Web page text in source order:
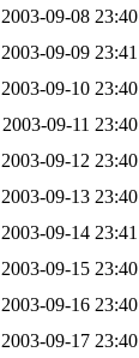
2003-09-08 23:40
2003-09-09 23:41
2003-09-10 23:40
2003-09-11 23:40
2003-09-12 23:40
2003-09-13 23:40
2003-09-14 23:41
2003-09-15 23:40
2003-09-16 23:40
2003-09-17 23:40